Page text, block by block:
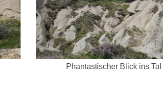
Phantastischer Blick ins Tal